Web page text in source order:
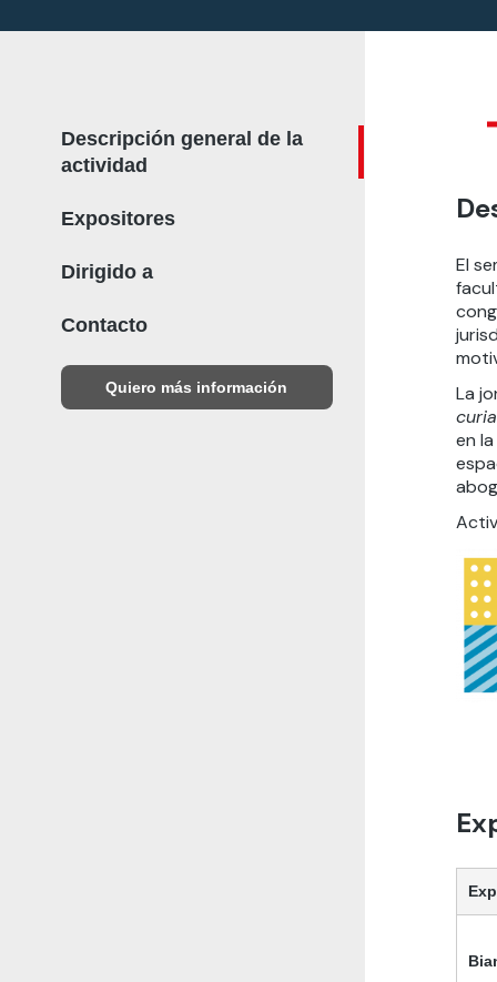
Descripción general de la
actividad
Expositores
Dirigido a
Contacto
Quiero más información
El
La
curia
en